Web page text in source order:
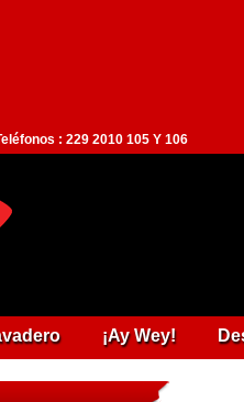
: 229 2010 105 Y 106
¡Ay Wey!